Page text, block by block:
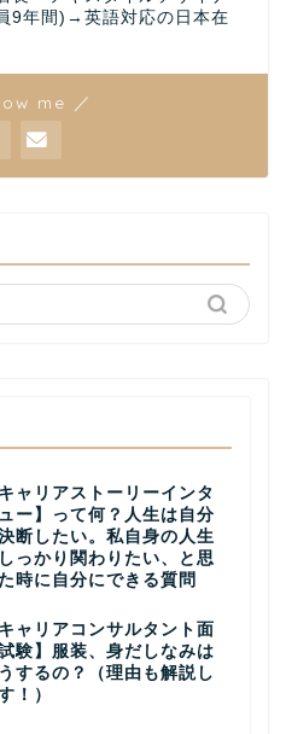
9年間)→英語対応の日本在
me ／
キャリアストーリーインタ
ー】って何？人生は自分
断したい。私自身の人生
っかり関わりたい、と思
時に自分にできる質問
キャリアコンサルタント面
験】服装、身だしなみは
するの？（理由も解説し
！）